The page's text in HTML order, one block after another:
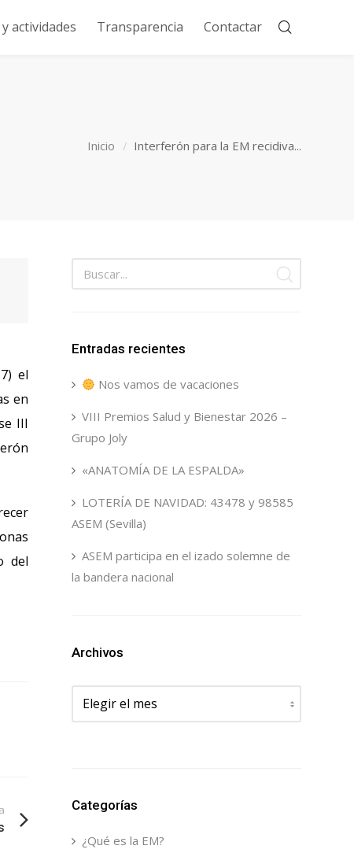
actividades Transparencia Contactar
Inicio Interferón para la EM recidiva...
el
en
III
del
Entradas recientes
Nos vamos de vacaciones
VIII Premios Salud y Bienestar 2026 –
Grupo Joly
«ANATOMÍA DE LA ESPALDA»
LOTERÍA DE NAVIDAD: 43478 y 98585
ASEM (Sevilla)
ASEM participa en el izado solemne de
la bandera nacional
Archivos
Archivos
Categorías
¿Qué es la EM?